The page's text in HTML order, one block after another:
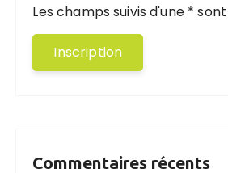
Les champs suivis d'une *
Commentaires récents